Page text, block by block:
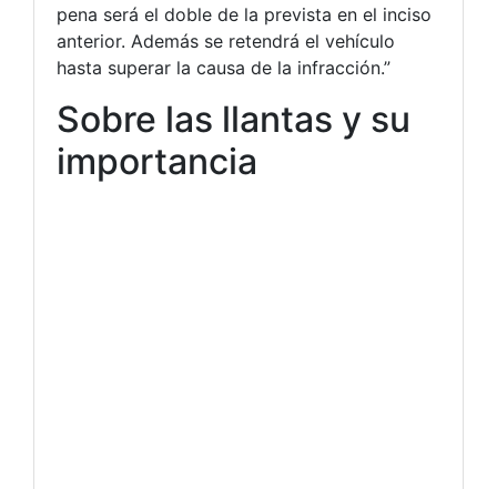
pena será el doble de la prevista en el inciso
anterior. Además se retendrá el vehículo
hasta superar la causa de la infracción.”
Sobre las llantas y su
importancia